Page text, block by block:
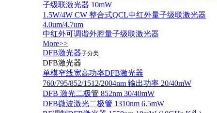
子级联激光器 10mW
1.5W/4W CW 整合式QCL中红外量子级联激光器
4.0um/4.7um
中红外可调谐外腔量子级联激光器
More>>
DFB激光器子分类
DFB激光器
单模窄线宽高功率DFB激光器
760/795/852/1512/2004nm 输出功率 20/40mW
DFB 激光二极管 852nm 30/40mW
DFB微波激光二极管 1310nm 6.5mW